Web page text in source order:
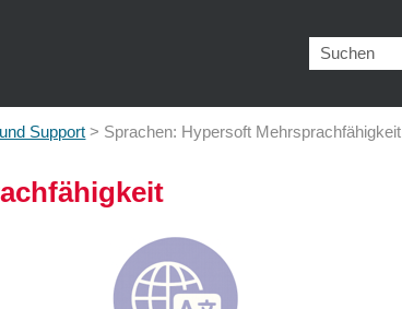
Support > Sprachen: Hypersoft Mehrsprachfähigkeit